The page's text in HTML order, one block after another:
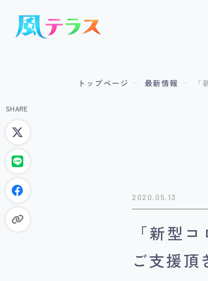
トップページ 最新情報
2020.05.13
「新型
ご支援頂
SHARE